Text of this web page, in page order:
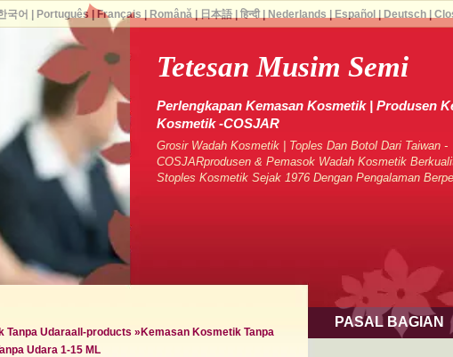
Tetesan Musim Semi
Perlengkapan Kemasan Kosmetik | Produsen
Kosmetik -COSJAR
Grosir Wadah Kosmetik | Toples Dan Botol Dari Taiwan -
COSJARprodusen & Pemasok Wadah Kosmetik
Stoples Kosmetik Sejak 1976 Dengan Pengalaman
Tanpa Udaraall-products » Kemasan Kosmetik Tanpa
Udara 1-15 ML
PASAL BAGIAN
국어 Português Français Română| 日本語| हिन्दी| Nederlands Español Deutsch|